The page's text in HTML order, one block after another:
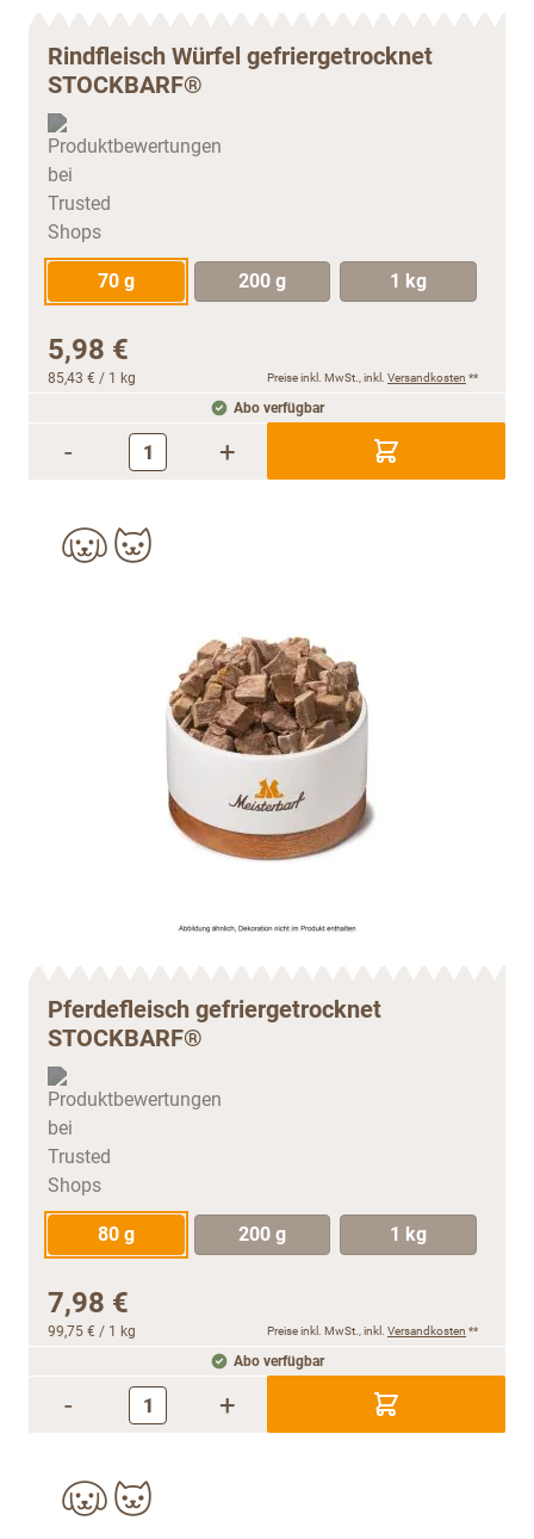
Rindfleisch Würfel gefriergetrocknet
STOCKBARF®
70 g 200 g 1 kg
5,98 €
85,43 € / 1 kg Preise inkl. MwSt., inkl. Versandkosten **
Abo verfügbar
- +
Pferdefleisch gefriergetrocknet
STOCKBARF®
80 g 200 g 1 kg
7,98 €
99,75 € / 1 kg Preise inkl. MwSt., inkl. Versandkosten **
Abo verfügbar
- +